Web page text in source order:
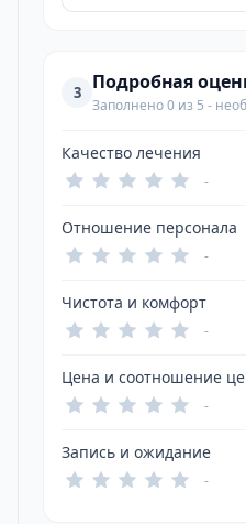
3 Подробная
Заполнено 0 из 5 -
Качество лечения
-
Отношение персонала
-
Чистота и комфорт
-
Цена и соотношение
-
Запись и ожидание
-